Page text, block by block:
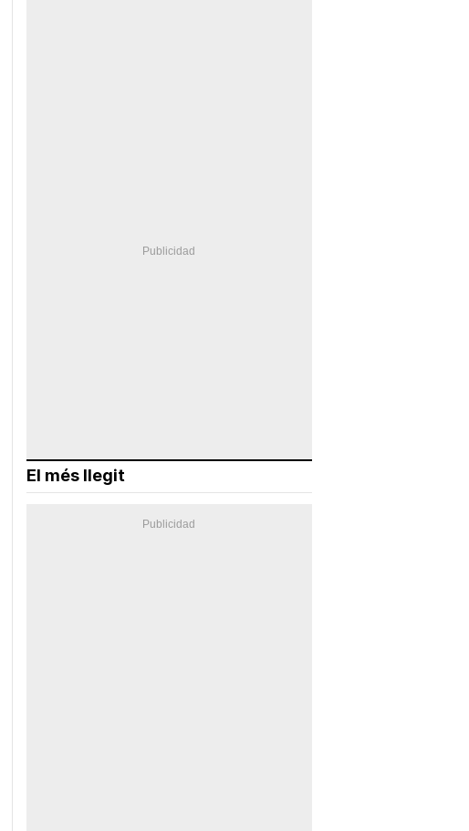
El més llegit